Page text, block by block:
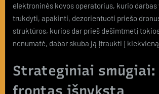
elektroninės kovos operatorius, kurio darbas
trukdyti, apakinti, dezorientuoti priešo
struktūros, kurios dar prieš dešimtmetį
nenumatė, dabar skuba ją įtraukti į kiekvieną
Strateginiai smūgiai: